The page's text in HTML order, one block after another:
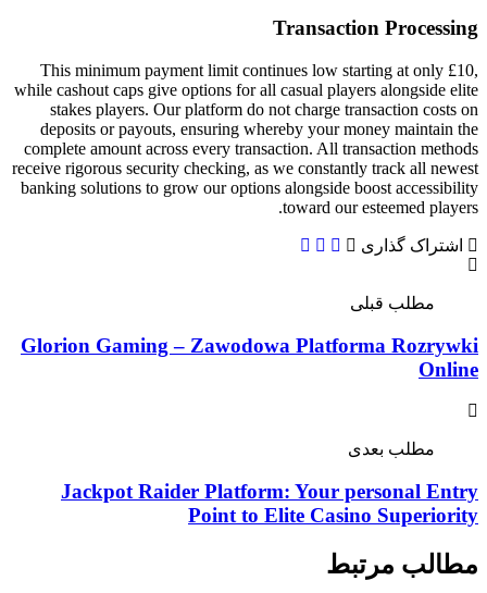
This minimum payment limit
while cashout caps give options for
stakes players. Our platform
deposits or payouts, ensuring
complete amount across every
receive rigorous security checking,
banking solutions to grow our
Glorion Gaming –
Jackpot Raider
Point to